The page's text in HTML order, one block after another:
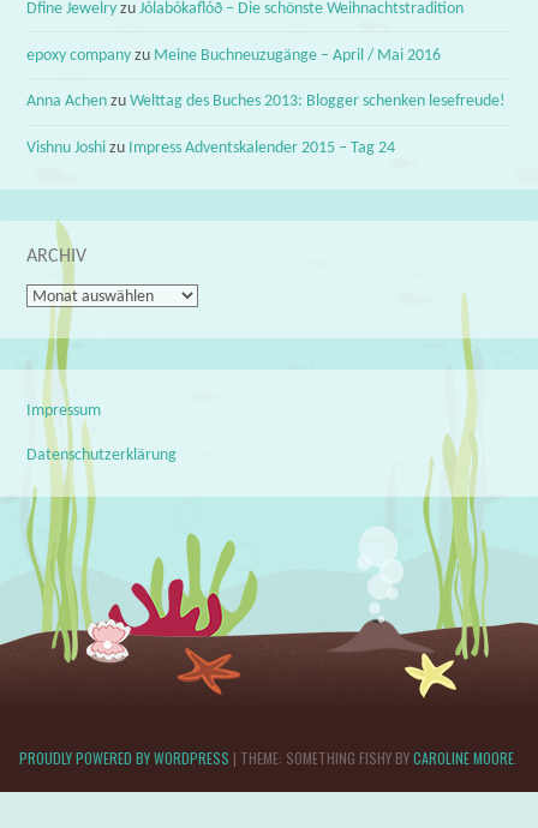
Dfine Jewelry zuJólabókaflóð – Die schönste Weihnachtstradition
epoxy company zu Meine Buchneuzugänge – April / Mai 2016
Anna Achen zuWelttag des Buches 2013: Blogger schenken lesefreude!
Vishnu Joshi zu Impress Adventskalender 2015 – Tag 24
ARCHIV
Archiv
Impressum
Datenschutzerklärung
PROUDLY POWERED BY WORDPRESS | THEME: SOMETHING FISHY BYCAROLINE MOORE